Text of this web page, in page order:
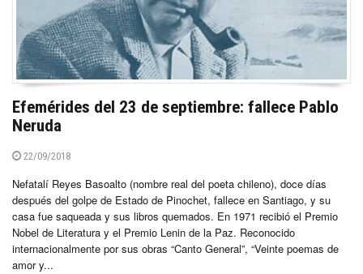
Efemérides del 23 de septiembre: fallece Pablo
Neruda
22/09/2018
Nefatalí Reyes Basoalto (nombre real del poeta chileno), doce días
después del golpe de Estado de Pinochet, fallece en Santiago, y su
casa fue saqueada y sus libros quemados. En 1971 recibió el Premio
Nobel de Literatura y el Premio Lenin de la Paz. Reconocido
internacionalmente por sus obras “Canto General”, “Veinte poemas de
amor y...